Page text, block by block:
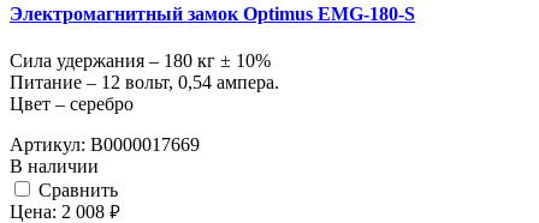
Электромагнитный замок Optimus EMG-180-S
Сила удержания – 180 кг ± 10%
Питание – 12 вольт, 0,54 ампера.
Цвет – серебро
Артикул: В0000017669
В наличии
Cравнить
Цена: 2 008 руб.